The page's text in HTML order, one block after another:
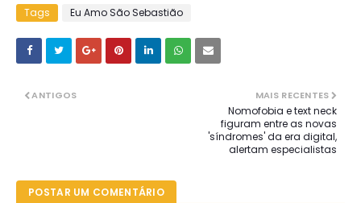
Tags Eu Amo São Sebastião
MAIS RECENTES
Nomofobia e text neck
figuram entre as novas
'síndromes' da era digital,
alertam especialistas
ANTIGOS
POSTAR UM COMENTÁRIO